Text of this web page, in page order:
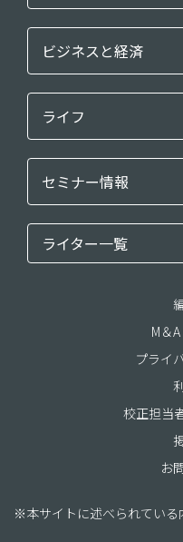
ビジネスと経済
ライフ
セミナー情報
ライター一覧
M＆
プライ
校正担当
お
※本サイトに述べられている